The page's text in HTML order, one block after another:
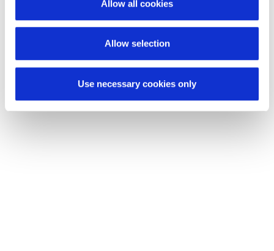
Allow all cookies
Allow selection
Use necessary cookies only